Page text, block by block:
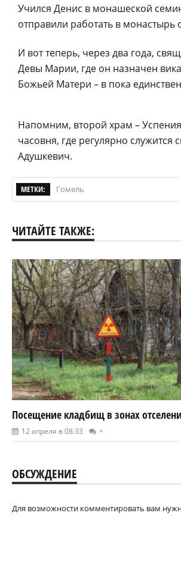
Учился Денис в монашеской
отправили работать в монастырь
И вот теперь, через два года,
Девы Марии, где он назначен
Божьей Матери – в пока
Напомним, второй храм –
часовня, где регулярно служится
Адушкевич.
МЕТКИ: Гомель
ЧИТАЙТЕ ТАКЖЕ:
Посещение кладбищ в зонах
12 апреля в 08:33 +
ОБСУЖДЕНИЕ
Для возможности комментировать вам